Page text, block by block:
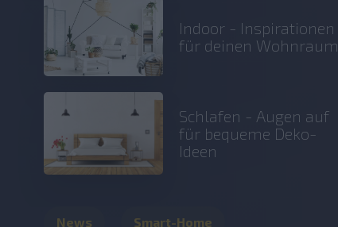
Indoor - Inspirationen
für deinen Wohnraum
Schlafen - Augen auf
für bequeme Deko-
Ideen
News Smart-Home